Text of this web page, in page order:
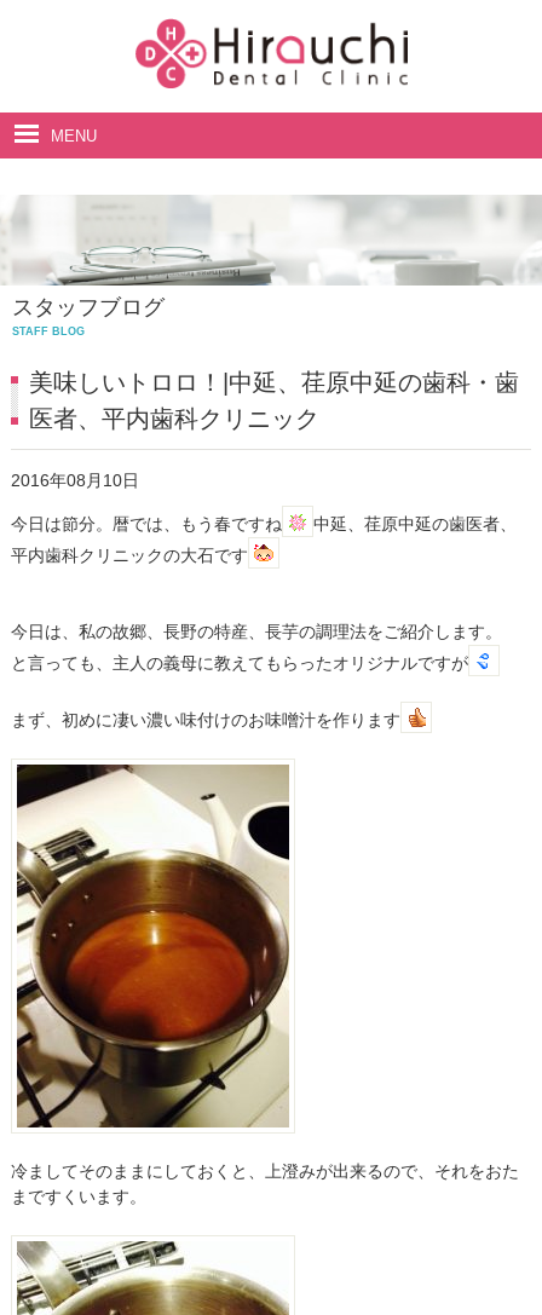
MENU
院長・スタッフ紹介
診療案内
アクセス・診療時間
スタッフブログ
STAFF BLOG
美味しいトロロ！|中延、荏原中延の歯科・歯
医者、平内歯科クリニック
2016年08月10日
今日は節分。暦では、もう春ですね
中延、荏原中延の歯医者、
平内歯科クリニックの大石です
今日は、私の故郷、長野の特産、長芋の調理法をご紹介します。
と言っても、主人の義母に教えてもらったオリジナルですが
まず、初めに凄い濃い味付けのお味噌汁を作ります
冷ましてそのままにしておくと、上澄みが出来るので、それをおた
まですくいます。